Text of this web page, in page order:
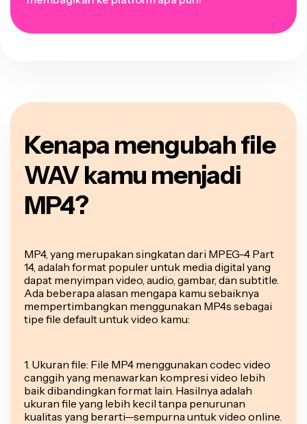
Kenapa mengubah file
WAV kamu menjadi
MP4?
MP4, yang merupakan singkatan dari MPEG-4 Part
14, adalah format populer untuk media digital yang
dapat menyimpan video, audio, gambar, dan subtitle.
Ada beberapa alasan mengapa kamu sebaiknya
mempertimbangkan menggunakan MP4s sebagai
tipe file default untuk video kamu:
1. Ukuran file: File MP4 menggunakan codec video
canggih yang menawarkan kompresi video lebih
baik dibandingkan format lain. Hasilnya adalah
ukuran file yang lebih kecil tanpa penurunan
kualitas yang berarti—sempurna untuk video online.